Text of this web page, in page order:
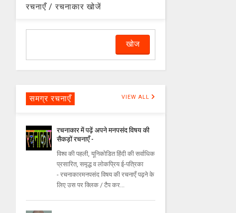
रचनाएँ / रचनाकार खोजें
समग्र रचनाएँ VIEW ALL
रचनाकार में पढ़ें अपने मनपसंद विषय की
सैकड़ों रचनाएँ -
विश्व की पहली, यूनिकोडित हिंदी की सर्वाधिक
प्रसारित, समृद्ध व लोकप्रिय ई-पत्रिका
- रचनाकारमनपसंद विषय की रचनाएँ पढ़ने के
लिए उस पर क्लिक / टैप कर...